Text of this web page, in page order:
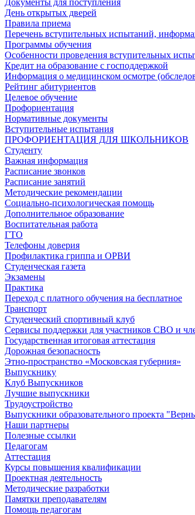
Документы для поступления
День открытых дверей
Правила приема
Перечень вступительных испытаний,
Программы обучения
Особенности проведения вступительных
Кредит на образование с господдержкой
Информация о медицинском осмотре
Рейтинг абитуриентов
Целевое обучение
Профориентация
Нормативные документы
Вступительные испытания
ПРОФОРИЕНТАЦИЯ ДЛЯ ШКОЛЬНИКОВ
Студенту
Важная информация
Расписание звонков
Расписание занятий
Методические рекомендации
Социально-психологическая помощь
Дополнительное образование
Воспитательная работа
ГТО
Телефоны доверия
Профилактика гриппа и ОРВИ
Cтуденческая газета
Экзамены
Практика
Переход с платного обучения на бесплатное
Транспорт
Студенческий спортивный клуб
Сервисы поддержки для участников СВО и
Государственная итоговая аттестация
Дорожная безопасность
Этно-пространство «Московская губерния»
Выпускнику
Клуб Выпускников
Лучшие выпускники
Трудоустройство
Выпускники образовательного проекта
Наши партнеры
Полезные ссылки
Педагогам
Аттестация
Курсы повышения квалификации
Проектная деятельность
Методические разработки
Памятки преподавателям
Помощь педагогам